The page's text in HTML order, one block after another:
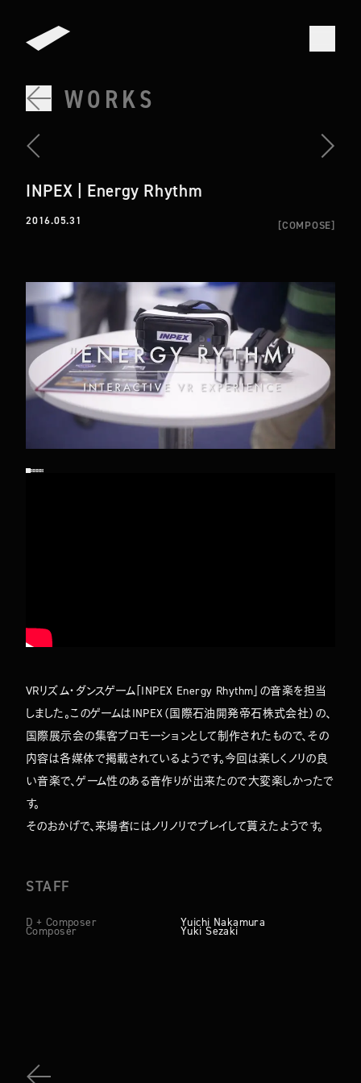
TOP
ABOUT
NEWS
MEMBERS
CONTACT
WORKS
INPEX | Energy Rhythm
2016.05.31 [COMPOSE]
VRリズム・ダンスゲーム「INPEX Energy Rhythm」の音楽を担当
しました。このゲームはINPEX（国際石油開発帝石株式会社）の、
国際展示会の集客プロモーションとして制作されたもので、その
内容は各媒体で掲載されているようです。今回は楽しくノリの良
い音楽で、ゲーム性のある音作りが出来たので大変楽しかったで
す。
そのおかげで、来場者にはノリノリでプレイして貰えたようです。
STAFF
D + Composer Yuichi Nakamura
Composer Yuki Sezaki